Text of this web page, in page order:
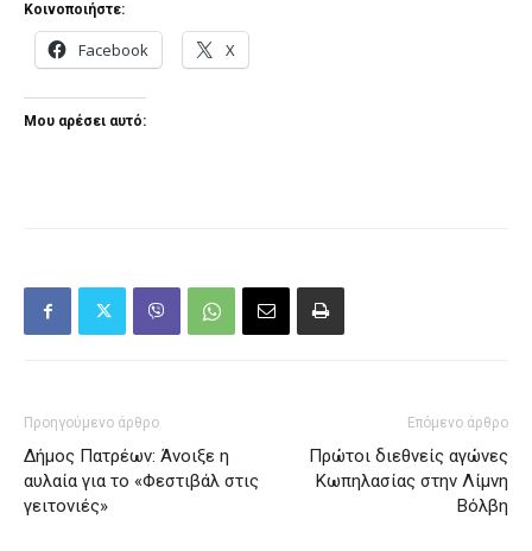
Κοινοποιήστε:
Facebook X
Μου αρέσει αυτό:
Προηγούμενο άρθρο
Δήμος Πατρέων: Άνοιξε η
αυλαία για το «Φεστιβάλ στις
γειτονιές»
Επόμενο άρθρο
Πρώτοι διεθνείς αγώνες
Κωπηλασίας στην Λίμνη
Βόλβη